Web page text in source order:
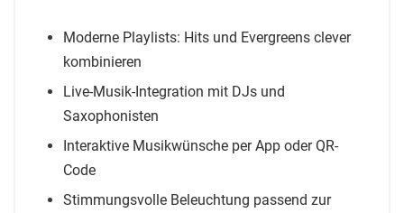
Moderne Playlists: Hits und Evergreens clever
kombinieren
Live-Musik-Integration mit DJs und
Saxophonisten
Interaktive Musikwünsche per App oder QR-
Code
Stimmungsvolle Beleuchtung passend zur